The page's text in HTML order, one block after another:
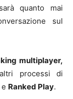
quanto mai
sul
multiplayer,
processi di
e Ranked Play.